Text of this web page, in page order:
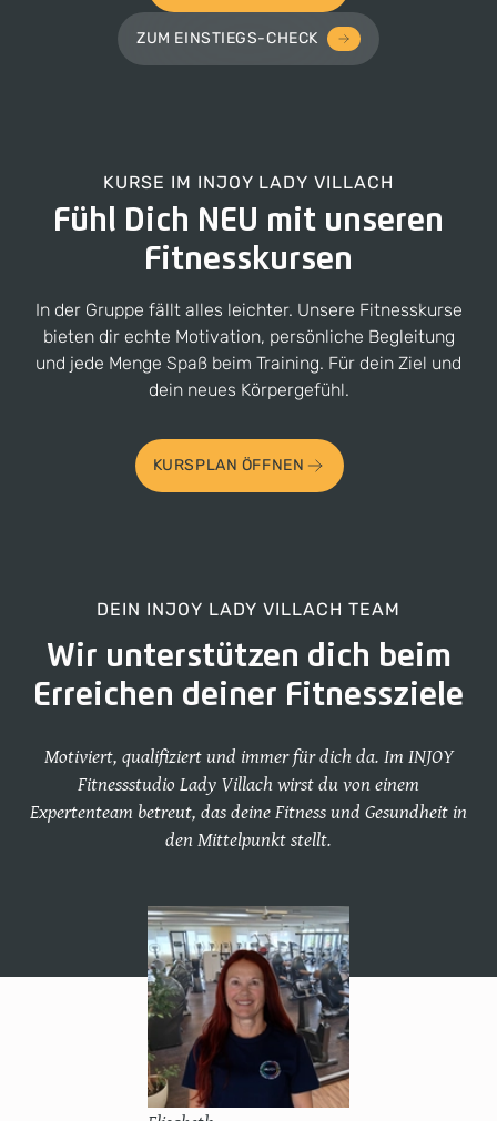
ZUM EINSTIEGS-CHECK
KURSE IM INJOY LADY VILLACH
Fühl Dich NEU mit unseren
Fitnesskursen
In der Gruppe fällt alles leichter. Unsere Fitnesskurse
bieten dir echte Motivation, persönliche Begleitung
und jede Menge Spaß beim Training. Für dein Ziel und
dein neues Körpergefühl.
KURSPLAN ÖFFNEN
DEIN INJOY LADY VILLACH TEAM
Wir unterstützen dich beim
Erreichen deiner Fitnessziele
Motiviert, qualifiziert und immer für dich da. Im INJOY
Fitnessstudio Lady Villach wirst du von einem
Expertenteam betreut, das deine Fitness und Gesundheit in
den Mittelpunkt stellt.